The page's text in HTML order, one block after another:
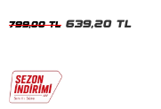
799,00 TL 639,20 TL